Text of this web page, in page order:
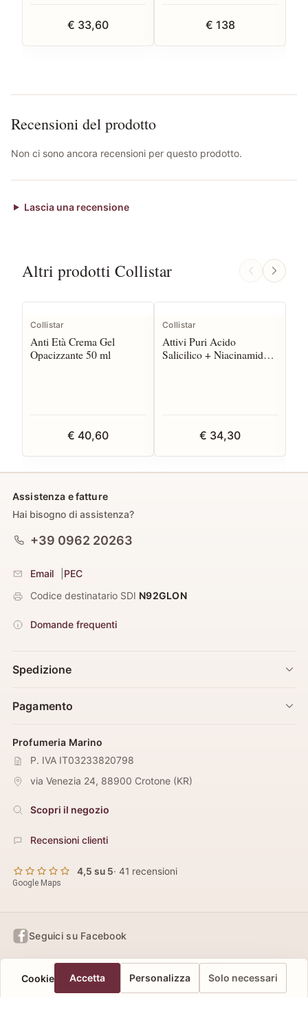
€ 33,60 € 138
Recensioni del prodotto
Non ci sono ancora recensioni per questo prodotto.
Lascia una recensione
Altri prodotti Collistar
Collistar
Anti Età Crema Gel
Opacizzante 50 ml
€ 40,60
Collistar
Attivi Puri Acido
Salicilico + Niacinamide
€ 34,30
Assistenza e fatture
Hai bisogno di assistenza?
+39 0962 20263
Email
PEC
Codice destinatario SDI N92GLON
Domande frequenti
Spedizione
Pagamento
Profumeria Marino
P. IVA IT03233820798
via Venezia 24, 88900 Crotone (KR)
Scopri il negozio
Recensioni clienti
4,5 su 5· 41 recensioni
Google Maps
Seguici su Facebook
Informativa sulla privacy Preferenze privacy
Cookie
Accetta Personalizza Solo necessari